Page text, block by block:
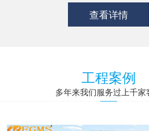
查看详情
工程案例
多年来我们服务过上千家